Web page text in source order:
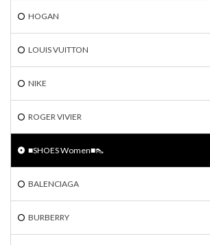
HOGAN
LOUIS VUITTON
NIKE
ROGER VIVIER
■SHOES Women■👠
BALENCIAGA
BURBERRY